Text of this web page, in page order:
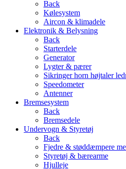
Back
Kølesystem
Aircon & klimadele
Elektronik & Belysning
Back
Starterdele
Generator
Lygter & pærer
Sikringer horn højtaler
Speedometer
Antenner
Bremsesystem
Back
Bremsedele
Undervogn & Styretøj
Back
Fjedre & støddæmpere
Styretøj & bærearme
Hjulleje